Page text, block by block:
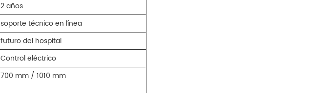
2 años
soporte técnico en línea
futuro del hospital
Control eléctrico
700 mm / 1010 mm